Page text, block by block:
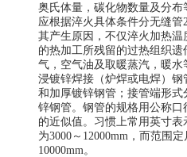
奥氏体量，碳化物数量及分
应根据淬火具体条件分无缝
其产生原因，不仅淬火加热
的热加工所残留的过热组织
气，空气油及取暖蒸汽，暖
浸镀锌焊接（炉焊或电焊）
和加厚镀锌钢管；接管端形
锌钢管。钢管的规格用公称
的近似值。习惯上常用英寸
为3000～12000mm，而范围
10000mm。